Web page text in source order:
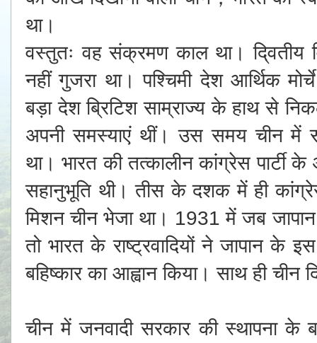
था।
वस्तुतः वह संक्रमण काल था। दि्वतीय
नहीं गुजरा था। पश्चिमी देश आर्थिक
बड़ा देश ब्रिटिश साम्राज्य के हाथ से
अपनी समस्याएं थीं। उस समय चीन में
था। भारत की तत्कालीन कांग्रेस पार्टी
सहानुभूति थी। तीस के दशक में ही
मिशन चीन भेजा था। 1931 में जब
तो भारत के राष्ट्रवादियों ने जापान
बहिष्कार का आह्वान किया। साथ ही चीन
चीन में जनवादी सरकार की स्थापना के